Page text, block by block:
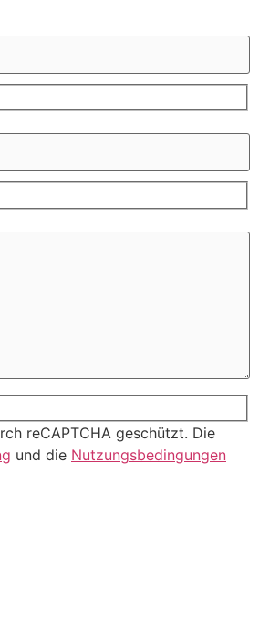
reCAPTCHA geschützt. Die
und die Nutzungsbedingungen